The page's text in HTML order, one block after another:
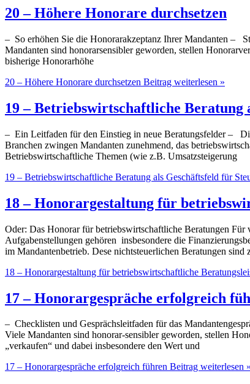
20 – Höhere Honorare durchsetzen
– So erhöhen Sie die Honorarakzeptanz Ihrer Mandanten –
Mandanten sind honorarsensibler geworden, stellen
bisherige Honorarhöhe
20 – Höhere Honorare durchsetzen Beitrag weiterlesen »
19 – Betriebswirtschaftliche
– Ein Leitfaden für den Einstieg in neue Beratungsfelder –
Branchen zwingen Mandanten zunehmend, das
Betriebswirtschaftliche Themen (wie z.B. Umsatzsteigerung
19 – Betriebswirtschaftliche Beratung als Geschäftsfeld für
18 – Honorargestaltung für
Oder: Das Honorar für betriebswirtschaftliche Beratungen
Aufgabenstellungen gehören insbesondere die
im Mandantenbetrieb. Dese nichtsteuerlichen Beratungen sind
18 – Honorargestaltung für betriebswirtschaftliche
17 – Honorargespräche erfolgreich
– Checklisten und Gesprächsleitfaden für das
Viele Mandanten sind honorar-sensibler geworden, stellen
„verkaufen“ und dabei insbesondere den Wert und
17 – Honorargespräche erfolgreich führen Beitrag weiterlesen »